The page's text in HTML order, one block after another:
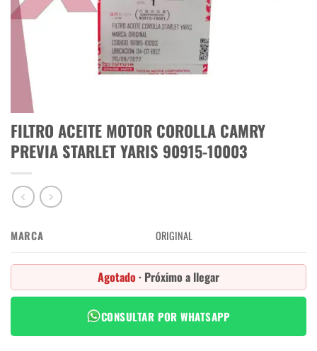
FILTRO ACEITE MOTOR COROLLA CAMRY
PREVIA STARLET YARIS 90915-10003
MARCA ORIGINAL
Agotado · Próximo a llegar
CONSULTAR POR WHATSAPP